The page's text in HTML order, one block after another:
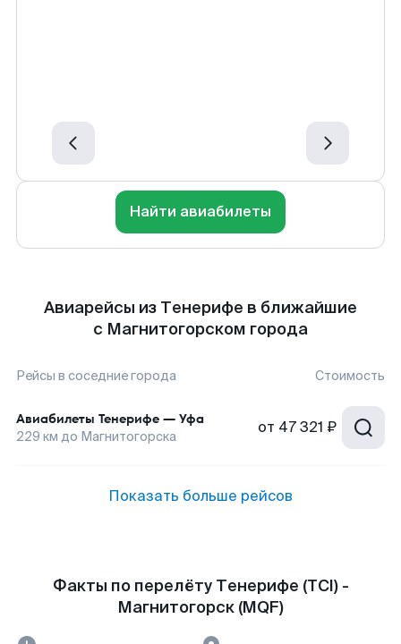
Найти авиабилеты
Авиарейсы из Тенерифе в ближайшие
с Магнитогорском города
Рейсы в соседние города Стоимость
Авиабилеты Тенерифе — Уфа
229 км до Магнитогорска от 47 321 ₽
Показать больше рейсов
Факты по перелёту Тенерифе (TCI) -
Магнитогорск (MQF)